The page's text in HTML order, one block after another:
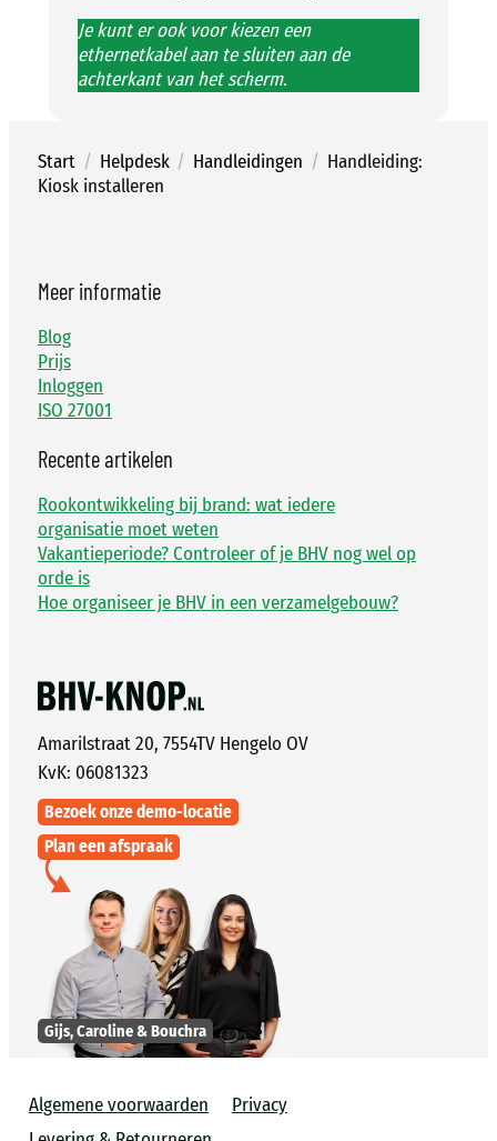
Je kunt er ook voor kiezen een
ethernetkabel aan te sluiten aan de
achterkant van het scherm.
Start / Helpdesk / Handleidingen / Handleiding:
Kiosk installeren
Amarilstraat 20, 7554TV Hengelo OV
KvK: 06081323
Bezoek onze demo-locatie
Plan een afspraak
Gijs, Caroline & Bouchra
Meer informatie
Blog
Prijs
Inloggen
ISO 27001
Recente artikelen
Rookontwikkeling bij brand: wat iedere
organisatie moet weten
Vakantieperiode? Controleer of je BHV nog wel op
orde is
Hoe organiseer je BHV in een verzamelgebouw?
Algemene voorwaarden
Privacy